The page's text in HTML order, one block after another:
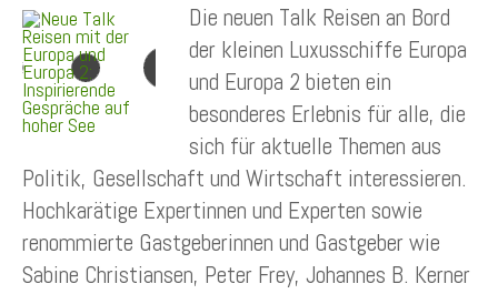
Die neuen Talk Reisen an Bord
der kleinen Luxusschiffe Europa
und Europa 2 bieten ein
besonderes Erlebnis für alle, die
sich für aktuelle Themen aus
Politik, Gesellschaft und Wirtschaft interessieren.
Hochkarätige Expertinnen und Experten sowie
renommierte Gastgeberinnen und Gastgeber wie
Sabine Christiansen, Peter Frey, Johannes B. Kerner